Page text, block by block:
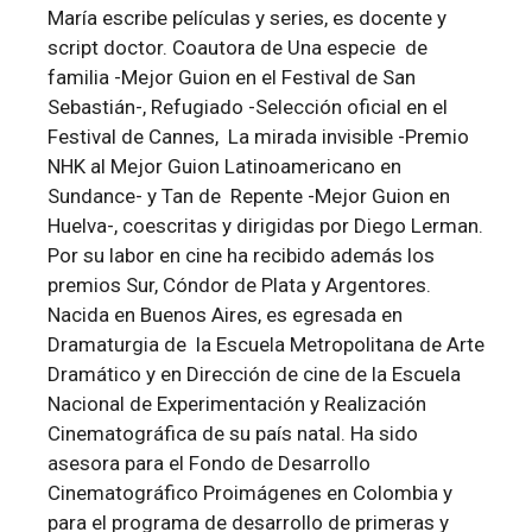
María escribe películas y series, es docente y
script doctor. Coautora de Una especie de
familia -Mejor Guion en el Festival de San
Sebastián-, Refugiado -Selección oficial en el
Festival de Cannes, La mirada invisible -Premio
NHK al Mejor Guion Latinoamericano en
Sundance- y Tan de Repente -Mejor Guion en
Huelva-, coescritas y dirigidas por Diego Lerman.
Por su labor en cine ha recibido además los
premios Sur, Cóndor de Plata y Argentores.
Nacida en Buenos Aires, es egresada en
Dramaturgia de la Escuela Metropolitana de Arte
Dramático y en Dirección de cine de la Escuela
Nacional de Experimentación y Realización
Cinematográfica de su país natal. Ha sido
asesora para el Fondo de Desarrollo
Cinematográfico Proimágenes en Colombia y
para el programa de desarrollo de primeras y